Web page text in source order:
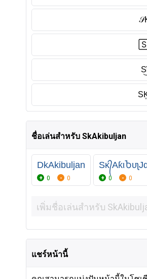
ชื่อเล่นสำหรับ SkAkibuljan
DkAkibuljan
0 0 0 0
แชร์หน้านี้